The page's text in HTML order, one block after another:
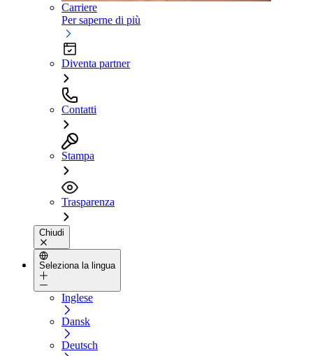
Carriere
Per saperne di più
Diventa partner
Contatti
Stampa
Trasparenza
Chiudi
Seleziona la lingua
Inglese
Dansk
Deutsch